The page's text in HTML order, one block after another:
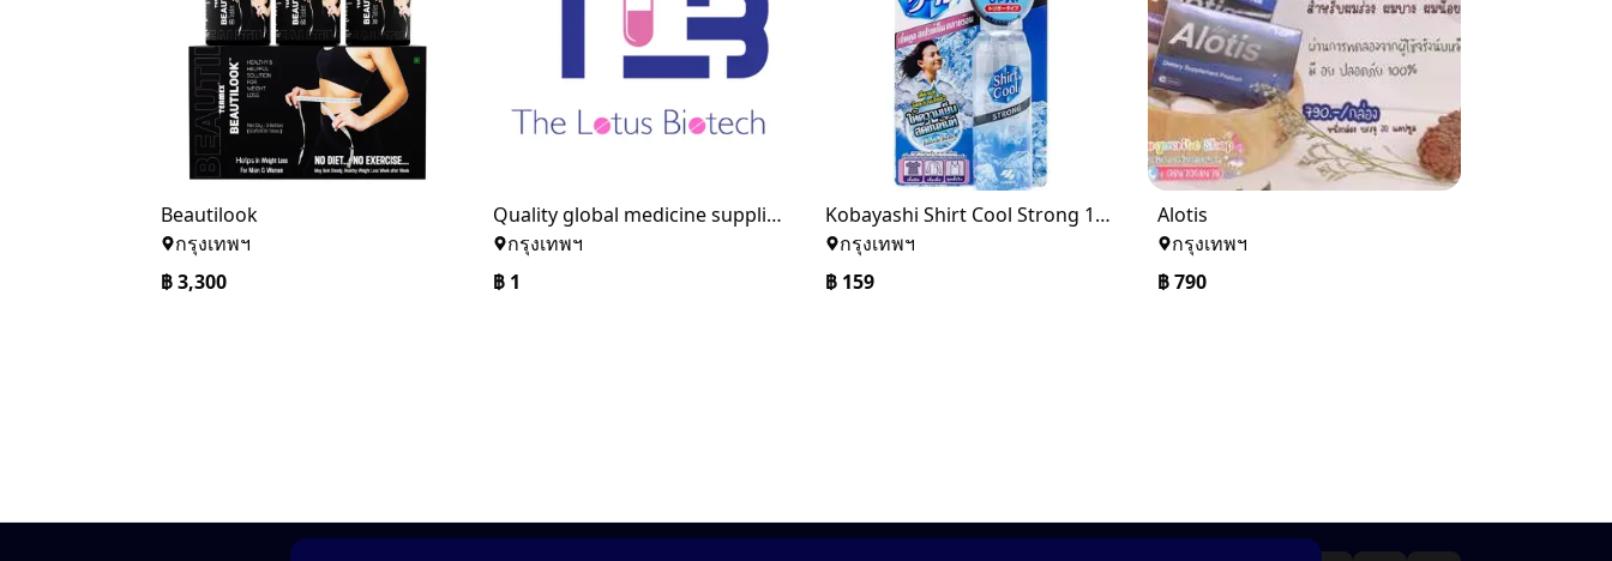
Beautilook
กรุงเทพฯ
฿3,300
Quality global medicine supplier from India- The Lotus Biotech
กรุงเทพฯ
฿ 1
Kobayashi Shirt Cool Strong 100ml สเปรย์เพิ่มความเย็น สำหรับฉีดที่เสื้อผ้า
กรุงเทพฯ
฿ 159
Alotis
กรุงเทพฯ
฿790